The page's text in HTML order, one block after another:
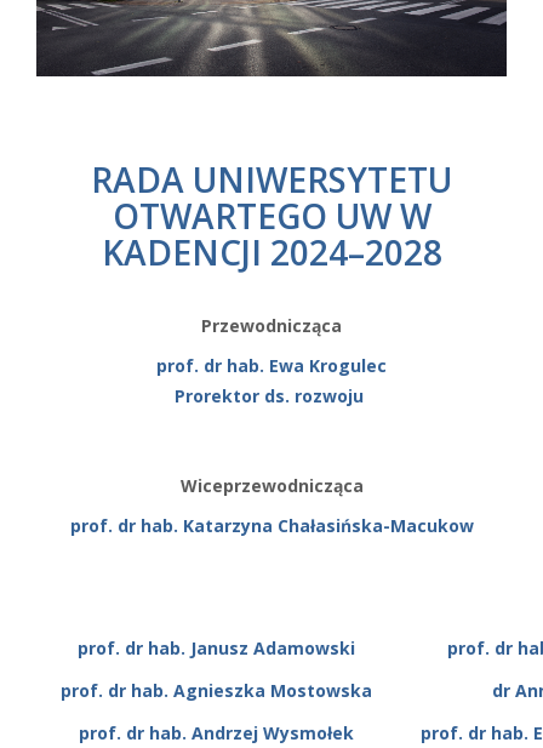
RADA UNIWERSYTETU
OTWARTEGO UW W
KADENCJI 2024–2028
Przewodnicząca
prof. dr hab. Ewa Krogulec
Prorektor ds. rozwoju
Wiceprzewodnicząca
prof. dr hab. Katarzyna Chałasińska-Macukow
prof. dr hab. Janusz Adamowski
prof. dr
prof. dr hab. Agnieszka Mostowska
dr
prof. dr hab. Andrzej Wysmołek
prof. dr hab.